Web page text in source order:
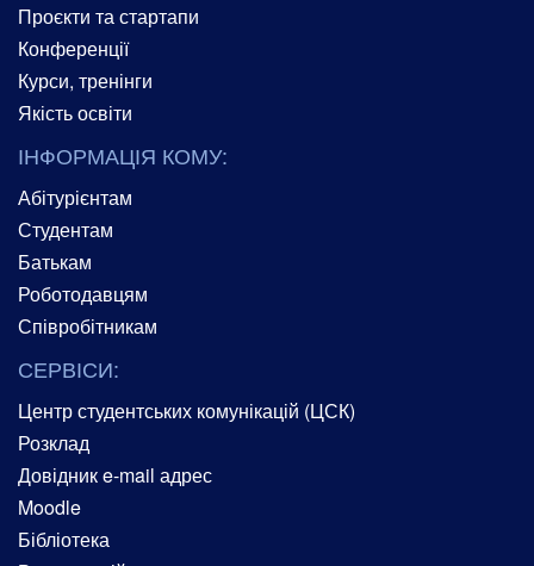
Проєкти та стартапи
Конференції
Курси, тренінги
Якість освіти
ІНФОРМАЦІЯ КОМУ:
Абітурієнтам
Студентам
Батькам
Роботодавцям
Співробітникам
СЕРВІСИ:
Центр студентських комунікацій (ЦСК)
Розклад
Довідник e-mail адрес
Moodle
Бібліотека